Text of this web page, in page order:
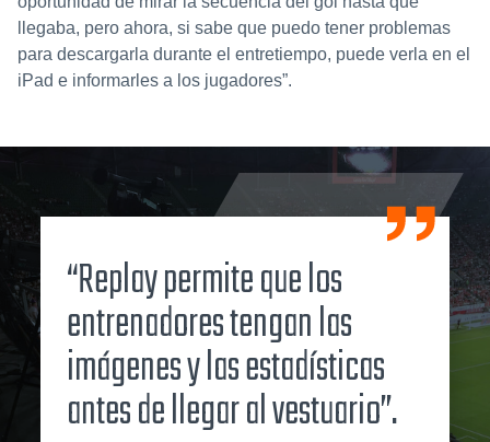
llegaba, pero ahora, si sabe que puedo tener problemas
para descargarla durante el entretiempo, puede verla en el
iPad e informarles a los jugadores”.
“Replay permite que los
entrenadores tengan las
imágenes y las estadísticas
antes de llegar al vestuario”.